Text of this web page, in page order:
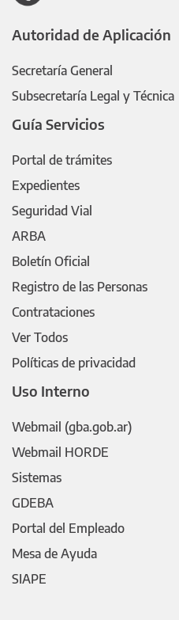
Autoridad de Aplicación
Secretaría General
Subsecretaría Legal y Técnica
Guía Servicios
Portal de trámites
Expedientes
Seguridad Vial
ARBA
Boletín Oficial
Registro de las Personas
Contrataciones
Ver Todos
Políticas de privacidad
Uso Interno
Webmail (gba.gob.ar)
Webmail HORDE
Sistemas
GDEBA
Portal del Empleado
Mesa de Ayuda
SIAPE